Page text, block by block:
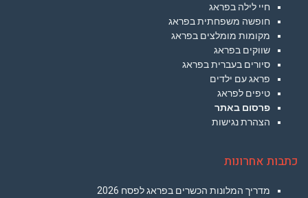
חיי לילה בפראג
חופשה משפחתית בפראג
מקומות מומלצים בפראג
שווקים בפראג
סיורים בעברית בפראג
פראג עם ילדים
טיפים לפראג
פרסום באתר
הצהרת נגישות
כתבות אחרונות
מדריך המלונות הכשרים בפראג לפסח 2026